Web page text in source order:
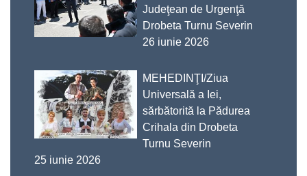
Judeţean de Urgenţă
Drobeta Turnu Severin
26 iunie 2026
MEHEDINŢI/Ziua
Universală a Iei,
sărbătorită la Pădurea
Crihala din Drobeta
Turnu Severin
25 iunie 2026